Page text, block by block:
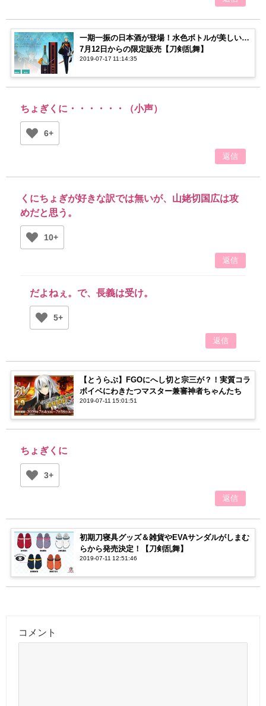
一期一振の日本酒が登場！水色ボトルが美しい…
7月12日からの限定販売【刀剣乱舞】
2019-07-17 11:14:35
ちょぎくに・・・・・・（小声）
6+
返信
くにちょぎが好きな訳では無いが、山姥切国広は攻
めだと思う。
10+
返信
だよねぇ。で、長義は受け。
5+
返信
【とうらぶ】FGOにへし切と宗三が？！実質コラ
ボイベにわきたつマスター兼審神者ちゃんたち
2019-07-11 15:01:51
ちょぎくに
3+
返信
初期刀寝具グッズ＆雑貨やEVAサンダルがしまむ
らから発売決定！【刀剣乱舞】
2019-07-11 12:51:46
コメント